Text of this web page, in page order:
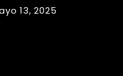
13, 2025